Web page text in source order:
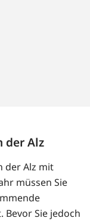
der Alz
der Alz mit
müssen Sie
Bevor Sie jedoch